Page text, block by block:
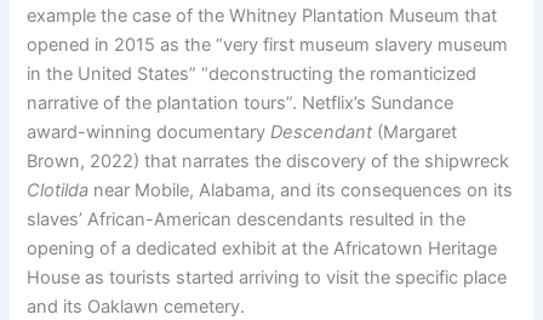
example the case of the Whitney Plantation Museum that
opened in 2015 as the “very first museum slavery museum
in the United States” “deconstructing the romanticized
narrative of the plantation tours”. Netflix’s Sundance
award-winning documentaryDescendant (Margaret
Brown, 2022) that narrates the discovery of the shipwreck
Clotilda near Mobile, Alabama, and its consequences on its
slaves’ African-American descendants resulted in the
opening of a dedicated exhibit at the Africatown Heritage
House as tourists started arriving to visit the specific place
and its Oaklawn cemetery.